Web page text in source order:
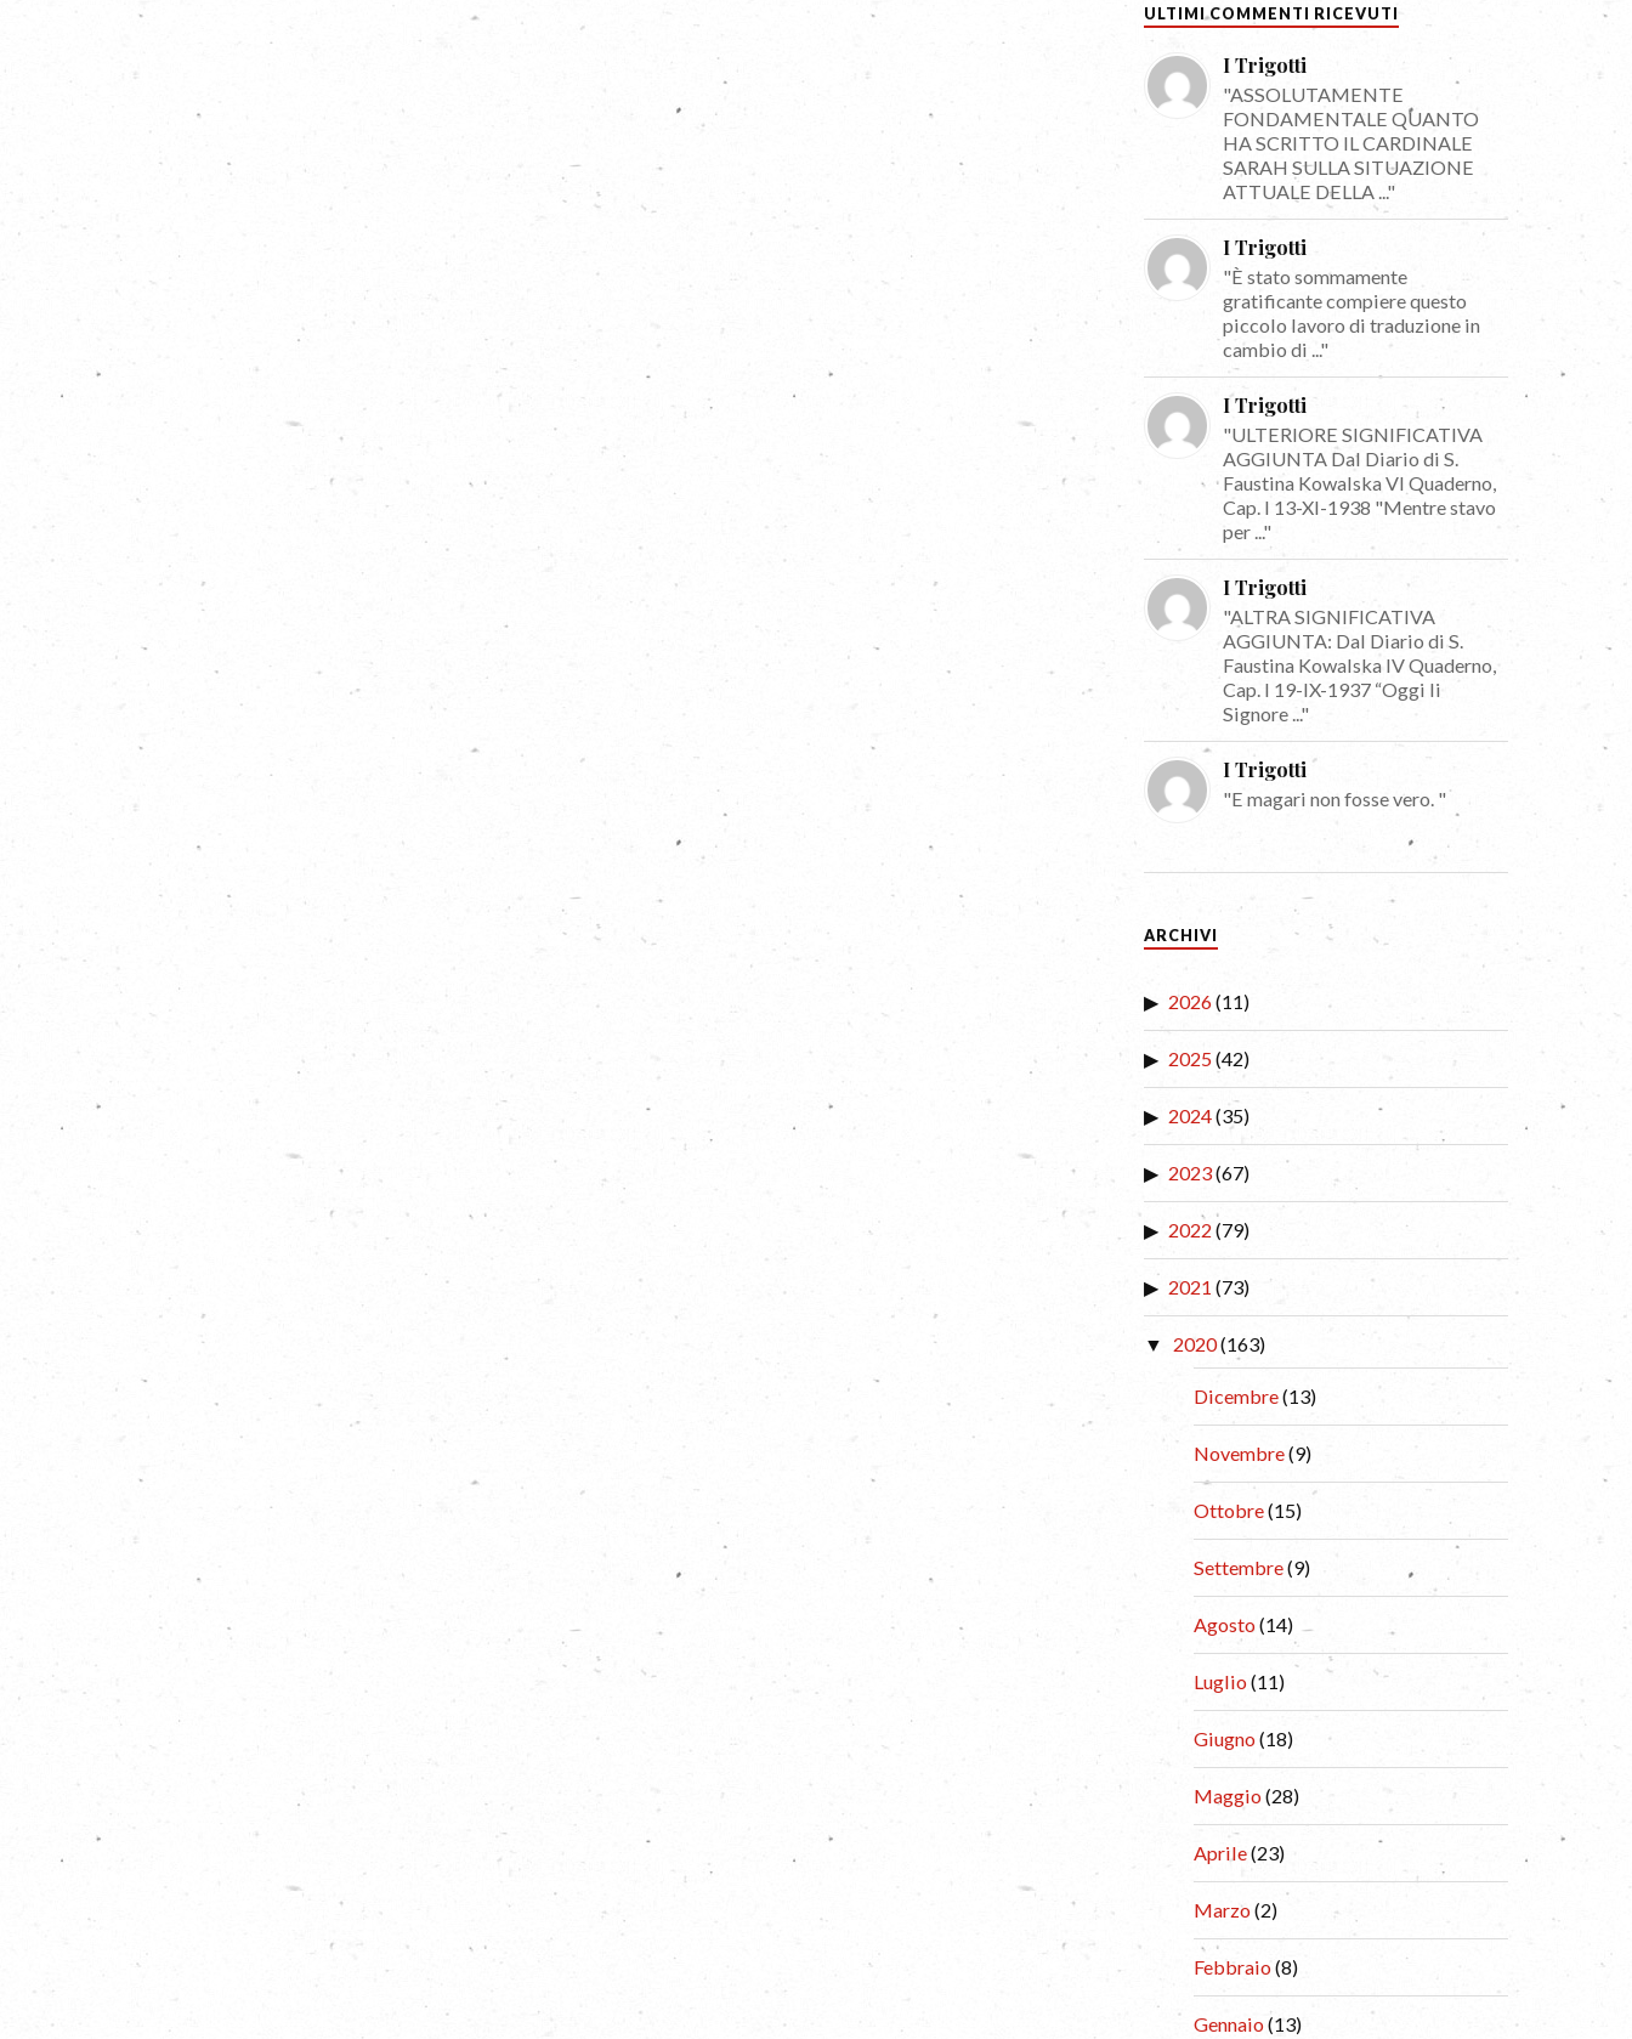
ULTIMI COMMENTI RICEVUTI
I Trigotti
"ASSOLUTAMENTE
FONDAMENTALE QUANTO
HA SCRITTO IL CARDINALE
SARAH SULLA SITUAZIONE
ATTUALE DELLA ..."
I Trigotti
"È stato sommamente
gratificante compiere questo
piccolo lavoro di traduzione in
cambio di ..."
I Trigotti
"ULTERIORE SIGNIFICATIVA
AGGIUNTA Dal Diario di S.
Faustina Kowalska VI Quaderno,
Cap. I 13-XI-1938 "Mentre stavo
per ..."
I Trigotti
"ALTRA SIGNIFICATIVA
AGGIUNTA: Dal Diario di S.
Faustina Kowalska IV Quaderno,
Cap. I 19-IX-1937 “Oggi li
Signore ..."
I Trigotti
"E magari non fosse vero. "
ARCHIVI
2026(11)
2025(42)
2024(35)
2023(67)
2022 (79)
2021 (73)
2020(163)
Dicembre(13)
Novembre(9)
Ottobre(15)
Settembre(9)
Agosto(14)
Luglio (11)
Giugno (18)
Maggio(28)
Aprile(23)
Marzo(2)
Febbraio(8)
Gennaio(13)